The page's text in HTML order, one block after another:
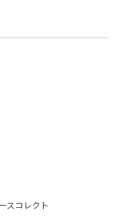
スコレクト